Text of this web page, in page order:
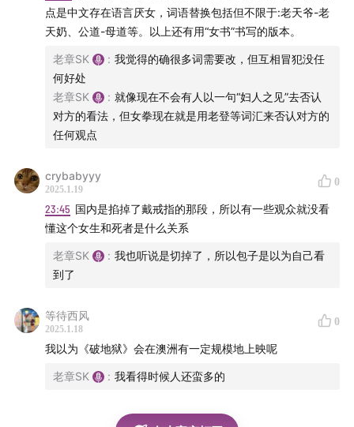
制片国家/地区: 美国
语言: 英语 / 俄语 / 亚美尼亚语
上映日期: 2024-05-21(戛纳电影节) / 2024-10-18(美国)
片长: 139分钟
又名: 艾诺拉(台)
IMDb: tt28607951
脱衣舞女安妮在工作时结识了来自俄罗斯的富家子弟艾
文。在给艾文做伴游的过程中，安妮答应了艾文的求婚。
在拉斯维加斯闪婚后，安妮自以为找到了跨越阶级的机
会，可以成为富豪家庭的一员。但艾文的家庭对此强列反
对，派出在美国的手足对两人的关系强加干预，并亲身跨
洋前来，拆散两人的婚姻。
大话说电影的群，欢迎你的加入，请加包主播：
bobby8816 并回答第一期节目讨论的影片名称。
点是中文存在语言厌女，词语替换包括但不限于:老天爷-老
天奶、公道-母道等。以上还有用“女书”书写的版本。
老章SK : 我觉得的确很多词需要改，但互相冒犯没任
何好处
老章SK
: 就像现在不会有人以一句“妇人之见”去否认
对方的看法，但女拳现在就是用老登等词汇来否认对方的
任何观点
crybabyyy
2025.1.19
0
23:45 国内是掐掉了戴戒指的那段，所以有一些观众就没看
懂这个女生和死者是什么关系
老章SK : 我也听说是切掉了，所以包子是以为自己看
到了
等待西风
2025.1.18
0
我以为《破地狱》会在澳洲有一定规模地上映呢
老章SK : 我看得时候人还蛮多的